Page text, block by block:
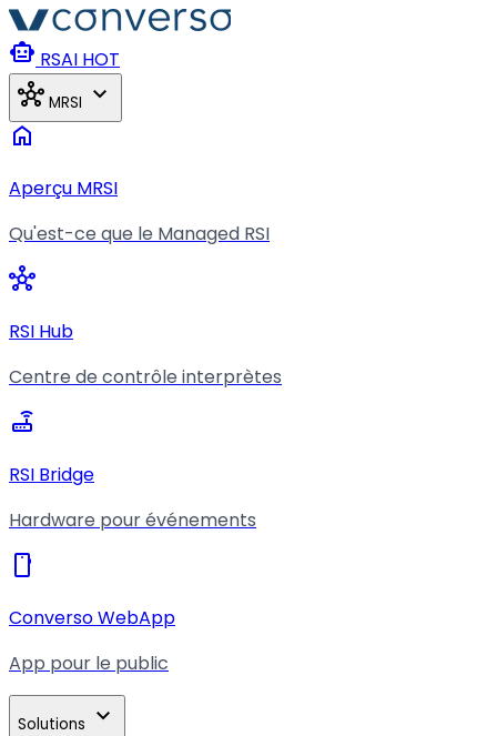
Aller au contenu principal
smart_toy RSAI HOT
hub MRSI expand_more
home
Aperçu MRSI
Qu'est-ce que le Managed RSI
hub
RSI Hub
Centre de contrôle interprètes
router
RSI Bridge
Hardware pour événements
smartphone
Converso WebApp
App pour le public
Solutions expand_more